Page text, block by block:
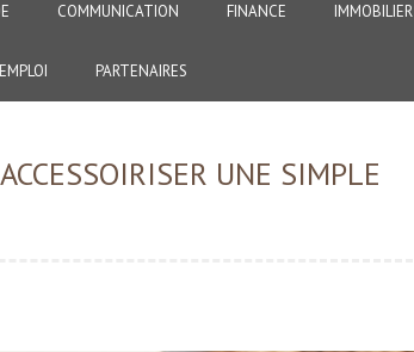
COMMUNICATION FINANCE IMMOBILIER
EMPLOI PARTENAIRES
UNE SIMPLE